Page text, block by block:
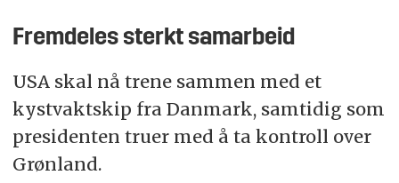
Fremdeles sterkt samarbeid
USA skal nå trene sammen med et
kystvaktskip fra Danmark, samtidig som
presidenten truer med å ta kontroll over
Grønland.